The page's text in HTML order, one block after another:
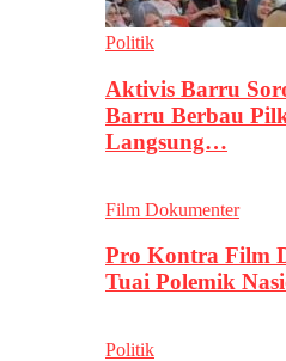
Politik
Aktivis Barru
Barru Berbau
Langsung…
Film Dokumenter
Pro Kontra Film
Tuai Polemik
Politik